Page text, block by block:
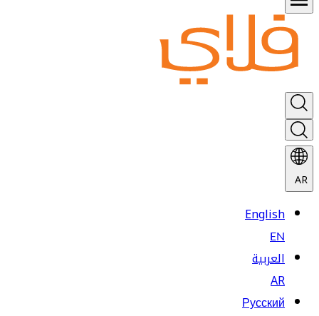
AR
English
EN
العربية
AR
Русский